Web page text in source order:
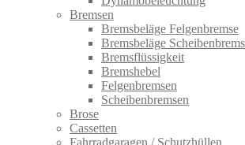
Bremsen
Bremsbeläge Felgenbremse
Bremsbeläge
Bremsflüssigkeit
Bremshebel
Felgenbremsen
Scheibenbremsen
Brose
Cassetten